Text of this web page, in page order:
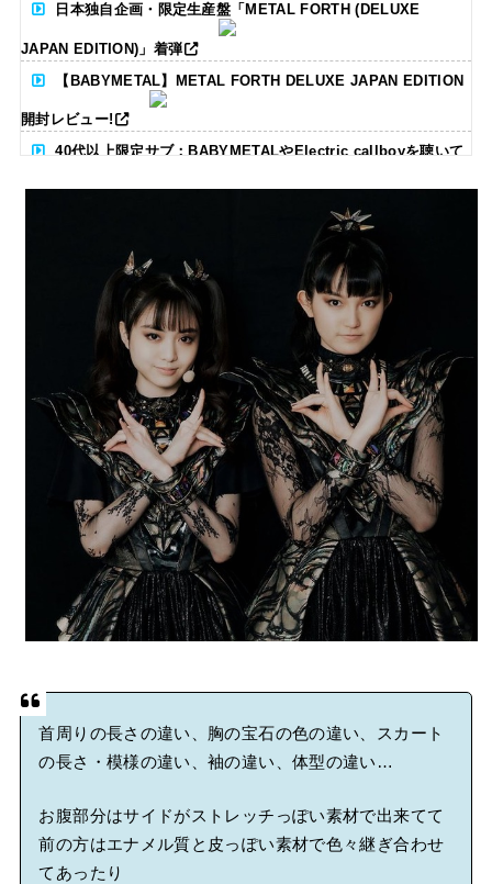
日本独自企画・限定生産盤「METAL FORTH (DELUXE
JAPAN EDITION)」着弾
【BABYMETAL】METAL FORTH DELUXE JAPAN EDITION
開封レビュー!
40代以上限定サブ：BABYMETALやElectric callboyを聴いて
る人いる？ 【海外の反応】
BABYMETAL「CANNONBALL外伝」グッズ販売決定
タワーレコード新宿店にてBABYMETALのパネル展が開催中
Powered by livedoor 相互RSS
首周りの長さの違い、胸の宝石の色の違い、スカート
の長さ・模様の違い、袖の違い、体型の違い…
お腹部分はサイドがストレッチっぽい素材で出来てて
前の方はエナメル質と皮っぽい素材で色々継ぎ合わせ
てあったり